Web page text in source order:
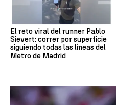
El reto viral del runner Pablo
Sievert: correr por superficie
siguiendo todas las líneas del
Metro de Madrid